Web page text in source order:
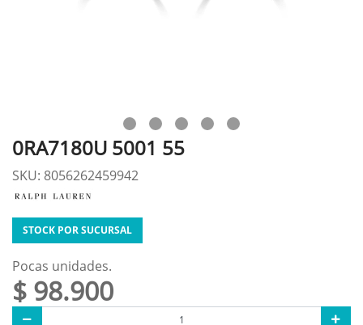
0RA7180U 5001 55
SKU: 8056262459942
STOCK POR SUCURSAL
Pocas unidades.
$ 98.900